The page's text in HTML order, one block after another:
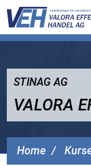
Home
STINAG AG
VALORA